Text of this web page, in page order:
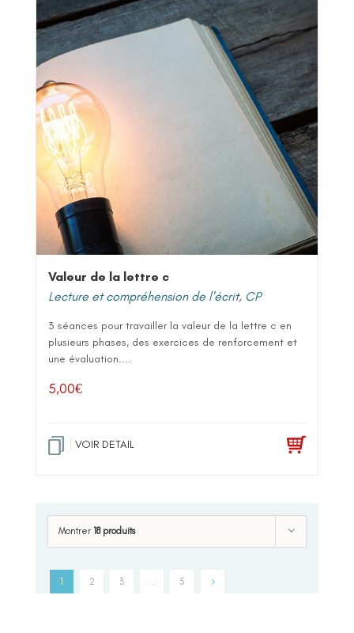
Valeur de la lettre c
Lecture et compréhension de l'écrit, CP
3 séances pour travailler la valeur de la lettre c en
plusieurs phases, des exercices de renforcement et
une évaluation....
5,00€
VOIR DETAIL
Montrer 18 produits
1 2 3 5